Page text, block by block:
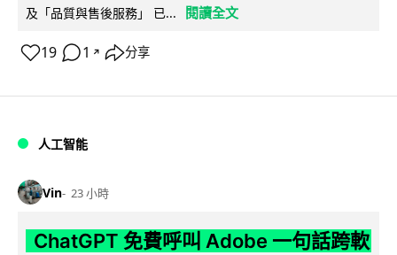
及「品質與售後服務」 已...
閱讀全文
19 1 ↗ 分享
人工智能
Vin 23 小時
ChatGPT 免費呼叫 Adobe 一句話跨軟